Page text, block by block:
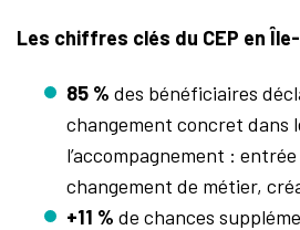
Les chiffres clés du CEP en
85 % des bénéficiaires
changement concret dans
l’accompagnement :
changement de métier,
+11 % de chances